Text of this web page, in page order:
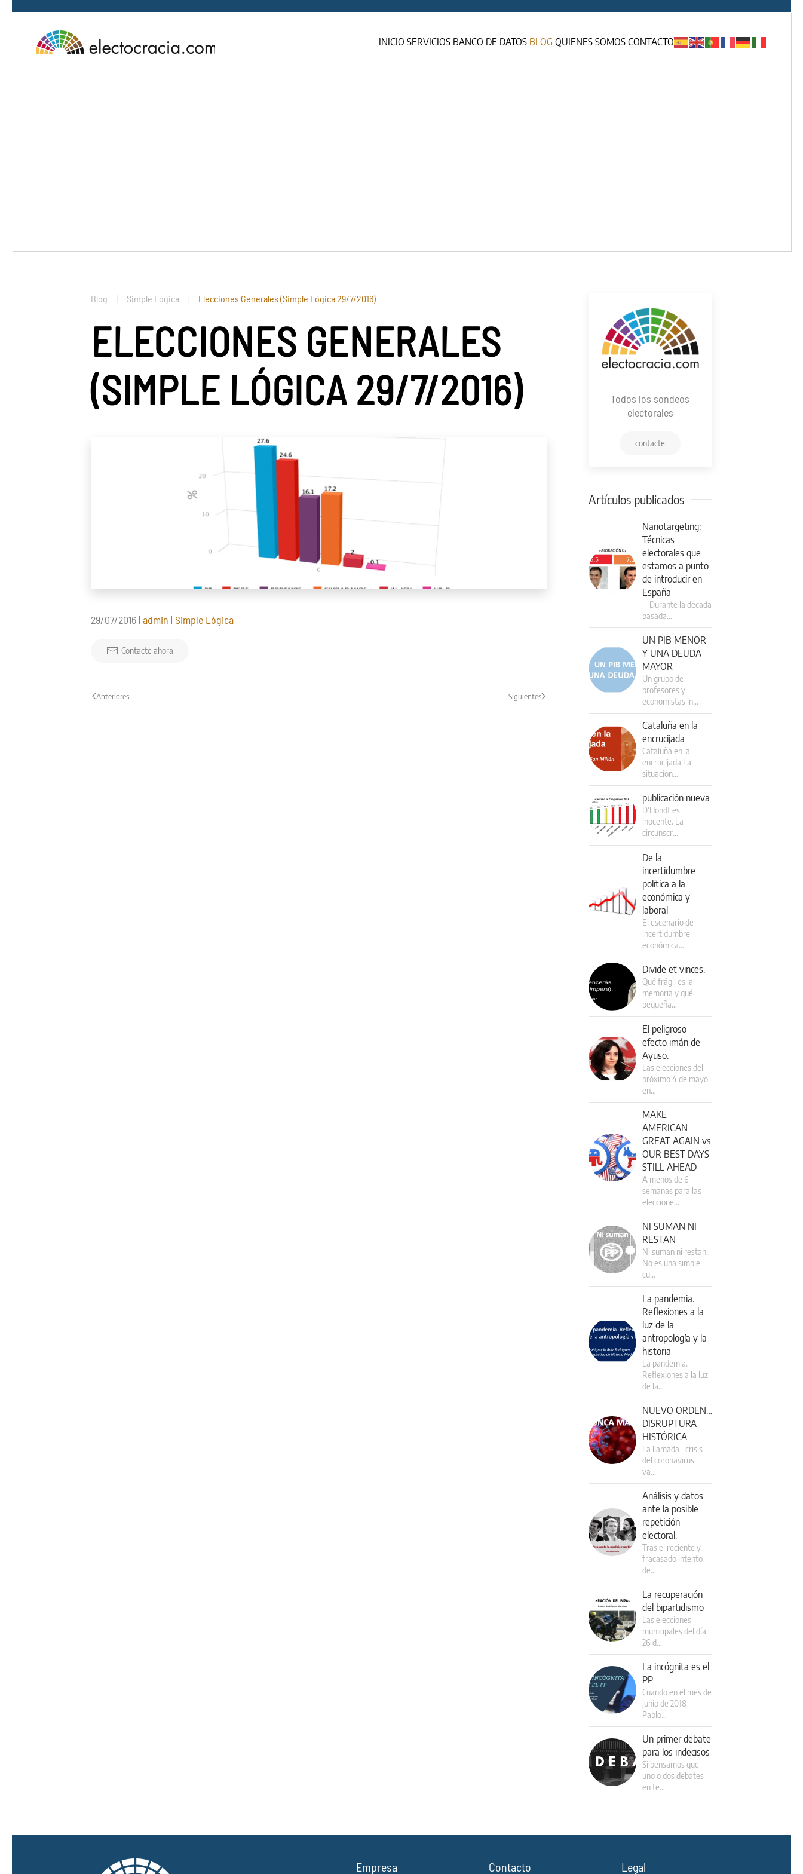
Ir al contenido principal
INICIO SERVICIOS BANCO DE DATOS BLOG QUIENES SOMOS CONTACTO
Blog Simple Lógica Elecciones Generales (Simple Lógica 29/7/2016)
ELECCIONES GENERALES
(SIMPLE LÓGICA 29/7/2016)
29/07/2016| admin | Simple Lógica
Contacte ahora
Anteriores Siguientes
Todos los sondeos
electorales
contacte
Artículos publicados
Nanotargeting:
Técnicas
electorales que
estamos a punto
de introducir en
España
Durante la década
pasada…
UN PIB MENOR
Y UNA DEUDA
MAYOR
Un grupo de
profesores y
economistas in…
Cataluña en la
encrucijada
Cataluña en la
encrucijada La
situación…
publicación nueva
D‘Hondt es
inocente. La
circunscr…
De la
incertidumbre
política a la
económica y
laboral
El escenario de
incertidumbre
económica…
Divide et vinces.
Qué frágil es la
memoria y qué
pequeña…
El peligroso
efecto imán de
Ayuso.
Las elecciones del
próximo 4 de mayo
en…
MAKE
AMERICAN
GREAT AGAIN vs
OUR BEST DAYS
STILL AHEAD
A menos de 6
semanas para las
eleccione…
NI SUMAN NI
RESTAN
Ni suman ni restan.
No es una simple
cu…
La pandemia.
Reflexiones a la
luz de la
antropología y la
historia
La pandemia.
Reflexiones a la luz
de la…
NUEVO ORDEN…
DISRUPTURA
HISTÓRICA
La llamada ¨crisis
del coronavirus¨
va…
Análisis y datos
ante la posible
repetición
electoral.
Tras el reciente y
fracasado intento
de…
La recuperación
del bipartidismo
Las elecciones
municipales del día
26 d…
La incógnita es el
PP
Cuando en el mes de
junio de 2018
Pablo…
Un primer debate
para los indecisos
Si pensamos que
uno o dos debates
en te…
Empresa Contacto Legal